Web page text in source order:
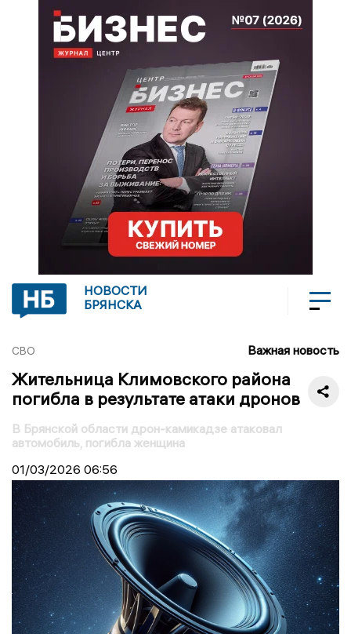
НОВОСТИ
БРЯНСКА
СВО Важная новость
Жительница Климовского района
погибла в результате атаки дронов
В Брянской области дрон-камикадзе атаковал
автомобиль, погибла женщина
01/03/2026 06:56